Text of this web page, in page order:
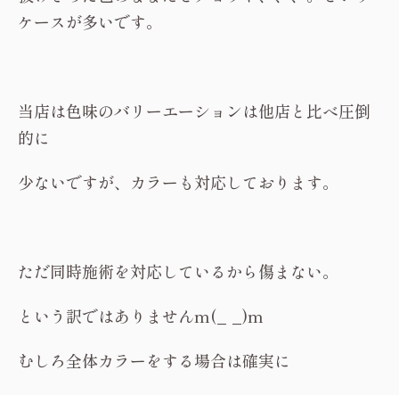
ケースが多いです。
当店は色味のバリーエーションは他店と比べ圧倒
的に
少ないですが、カラーも対応しております。
ただ同時施術を対応しているから傷まない。
という訳ではありませんm(_ _)m
むしろ全体カラーをする場合は確実に